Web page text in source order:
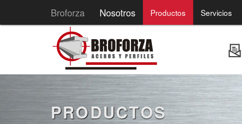
Broforza Nosotros Productos Servicios
PRODUCTOS